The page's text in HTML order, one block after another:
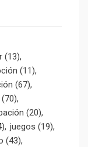
(13)
(11)
(67)
(70)
(20)
juegos (19)
(43)